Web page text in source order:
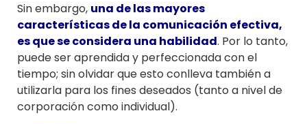
Sin embargo, una de las mayores
características de la comunicación efectiva,
es que se considera una habilidad. Por lo tanto,
puede ser aprendida y perfeccionada con el
tiempo; sin olvidar que esto conlleva también a
utilizarla para los fines deseados (tanto a nivel de
corporación como individual).